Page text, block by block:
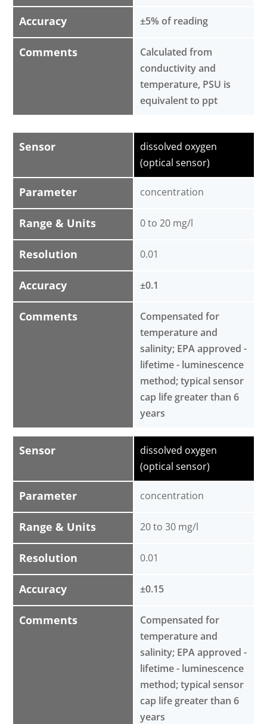
Accuracy
Comments
±5% of reading
Calculated from
conductivity and
temperature, PSU is
equivalent to ppt
Sensor
Parameter
Range & Units
Resolution
Accuracy
Comments
dissolved oxygen
(optical sensor)
concentration
0 to 20 mg/l
0.01
±0.1
Compensated for
temperature and
salinity; EPA approved -
lifetime - luminescence
method; typical sensor
cap life greater than 6
years
Sensor
Parameter
Range & Units
Resolution
Accuracy
Comments
dissolved oxygen
(optical sensor)
concentration
20 to 30 mg/l
0.01
±0.15
Compensated for
temperature and
salinity; EPA approved -
lifetime - luminescence
method; typical sensor
cap life greater than 6
years